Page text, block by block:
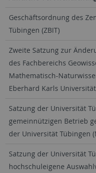
Geschäftsordnung des
Tübingen (ZBIT)
Zweite Satzung zur
des Fachbereichs
Mathematisch-
Eberhard Karls
Satzung der Universität
gemeinnützigen Betrieb
der Universität Tübingen
Satzung der Universität
hochschuleigene